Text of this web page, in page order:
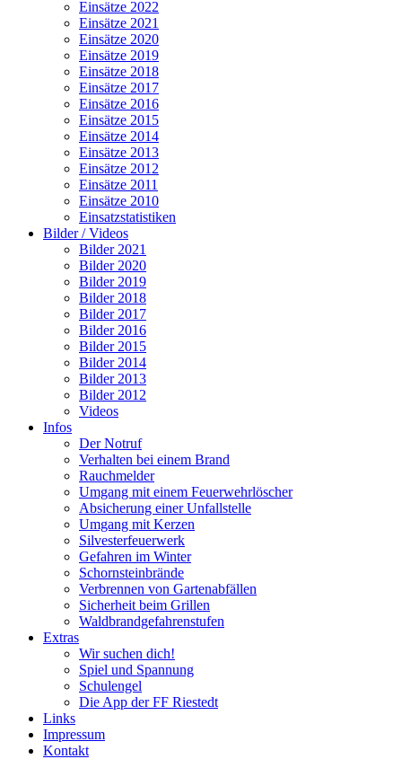
Einsätze 2022
Einsätze 2021
Einsätze 2020
Einsätze 2019
Einsätze 2018
Einsätze 2017
Einsätze 2016
Einsätze 2015
Einsätze 2014
Einsätze 2013
Einsätze 2012
Einsätze 2011
Einsätze 2010
Einsatzstatistiken
Bilder / Videos
Bilder 2021
Bilder 2020
Bilder 2019
Bilder 2018
Bilder 2017
Bilder 2016
Bilder 2015
Bilder 2014
Bilder 2013
Bilder 2012
Videos
Infos
Der Notruf
Verhalten bei einem Brand
Rauchmelder
Umgang mit einem Feuerwehrlöscher
Absicherung einer Unfallstelle
Umgang mit Kerzen
Silvesterfeuerwerk
Gefahren im Winter
Schornsteinbrände
Verbrennen von Gartenabfällen
Sicherheit beim Grillen
Waldbrandgefahrenstufen
Extras
Wir suchen dich!
Spiel und Spannung
Schulengel
Die App der FF Riestedt
Links
Impressum
Kontakt